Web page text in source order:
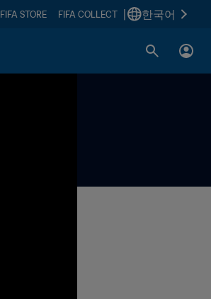
FIFA STORE FIFA COLLECT 한국어